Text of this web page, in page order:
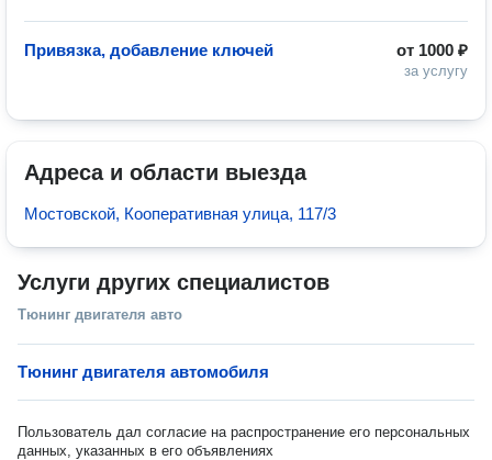
от 1000 ₽
за услугу
Привязка, добавление ключей
Адреса и области выезда
Мостовской, Кооперативная улица, 117/3
Услуги других специалистов
Тюнинг двигателя авто
Тюнинг двигателя автомобиля
Пользователь дал согласие на распространение его персональных
данных, указанных в его объявлениях